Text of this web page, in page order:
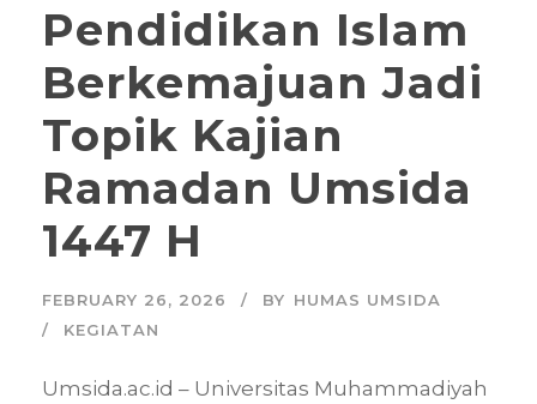
Pendidikan Islam
Berkemajuan Jadi
Topik Kajian
Ramadan Umsida
1447 H
FEBRUARY 26, 2026 BY HUMAS UMSIDA
KEGIATAN
Umsida.ac.id – Universitas Muhammadiyah